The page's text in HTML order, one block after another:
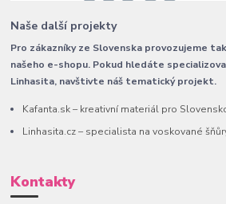
Naše další projekty
Pro zákazníky ze Slovenska provozujeme
našeho e-shopu. Pokud hledáte
Linhasita, navštivte náš tematický projekt.
Kafanta.sk – kreativní materiál pro
Linhasita.cz – specialista na voskované
Kontakty